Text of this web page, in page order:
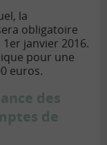
la
obligatoire
1er janvier 2016.
pour une
euros.
des
de